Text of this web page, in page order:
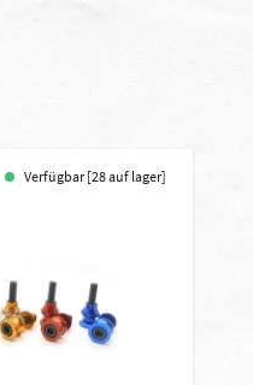
Verfügbar [28 auf lager]